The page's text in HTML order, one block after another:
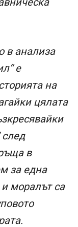
в анализа
е
на
цялата
след
в
за една
и моралът са